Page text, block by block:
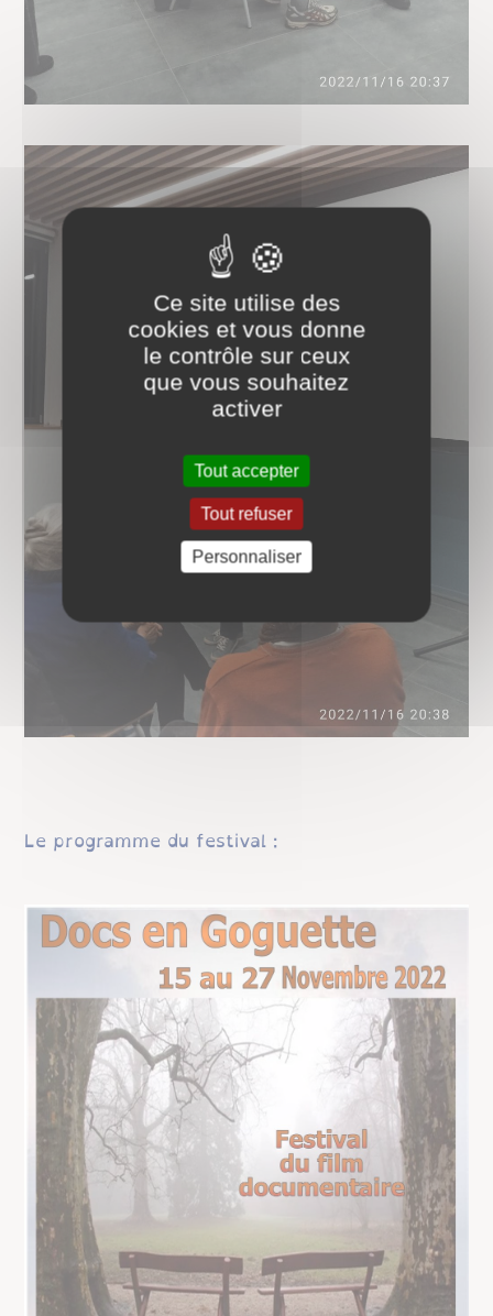
Le programme du festival :
Ce site utilise des
cookies et vous donne
le contrôle sur ceux
que vous souhaitez
activer
Tout accepter
Tout refuser
Personnaliser